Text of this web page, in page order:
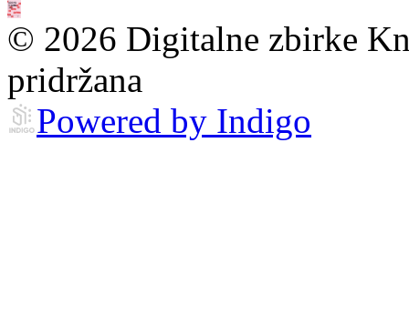
© 2026 Digitalne zbirke
pridržana
Powered by Indigo